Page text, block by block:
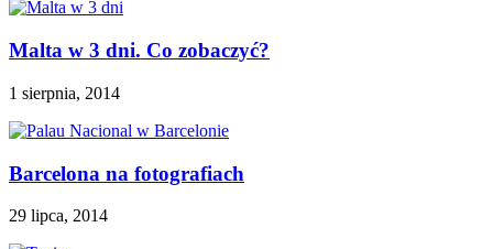
Malta w 3 dni. Co zobaczyć?
1 sierpnia, 2014
Barcelona na fotografiach
29 lipca, 2014